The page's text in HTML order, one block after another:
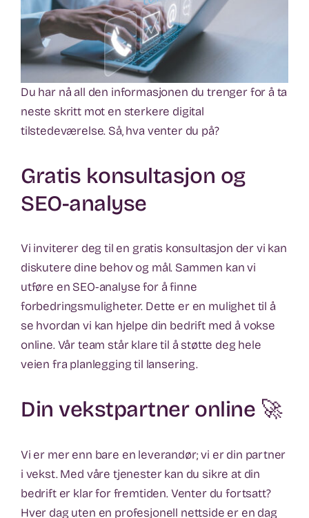
Du har nå all den informasjonen du trenger for å ta
neste skritt mot en sterkere digital
tilstedeværelse. Så, hva venter du på?
Gratis konsultasjon og
SEO-analyse
Vi inviterer deg til en gratis konsultasjon der vi kan
diskutere dine behov og mål. Sammen kan vi
utføre en SEO-analyse for å finne
forbedringsmuligheter. Dette er en mulighet til å
se hvordan vi kan hjelpe din bedrift med å vokse
online. Vår team står klare til å støtte deg hele
veien fra planlegging til lansering.
Din vekstpartner online 🚀
Vi er mer enn bare en leverandør; vi er din partner
i vekst. Med våre tjenester kan du sikre at din
bedrift er klar for fremtiden. Venter du fortsatt?
Hver dag uten en profesjonell nettside er en dag